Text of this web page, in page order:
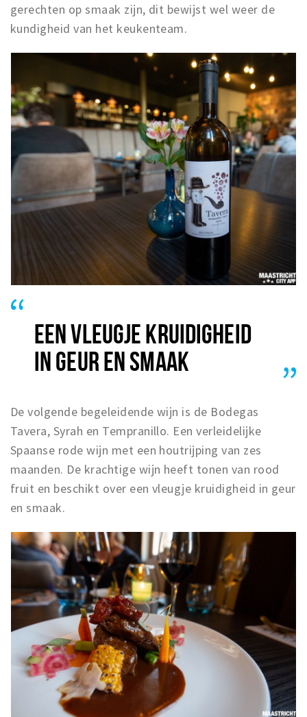
gerechten op smaak zijn, dit bewijst wel weer de
kundigheid van het keukenteam.
EEN VLEUGJE KRUIDIGHEID
IN GEUR EN SMAAK
De volgende begeleidende wijn is de Bodegas
Tavera, Syrah en Tempranillo. Een verleidelijke
Spaanse rode wijn met een houtrijping van zes
maanden. De krachtige wijn heeft tonen van rood
fruit en beschikt over een vleugje kruidigheid in geur
en smaak.